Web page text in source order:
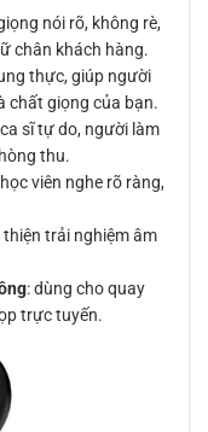
nói rõ, không rè,
chân khách hàng.
thực, giúp người
chất giọng của bạn.
sĩ tự do, người làm
thu.
viên nghe rõ ràng,
thiện trải nghiệm âm
: dùng cho quay
trực tuyến.